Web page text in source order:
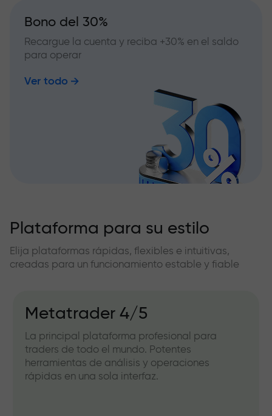
Bono del 30%
Recargue la cuenta y reciba +30% en el saldo
para operar
Ver todo
Plataforma para su estilo
Elija plataformas rápidas, flexibles e intuitivas,
creadas para un funcionamiento estable y fiable
Metatrader 4/5
La principal plataforma profesional para
traders de todo el mundo. Potentes
herramientas de análisis y operaciones
rápidas en una sola interfaz.